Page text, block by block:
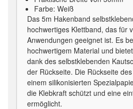
Farbe: Weiß
Das 5m Hakenband
hochwertiges Klettband, das für
Anwendungen geeignet ist. Es
hochwertigem Material und
dank des selbstklebenden
der Rückseite. Die Rückseite
einem silikonisierten
die Klebkraft schützt und eine
ermöglicht.